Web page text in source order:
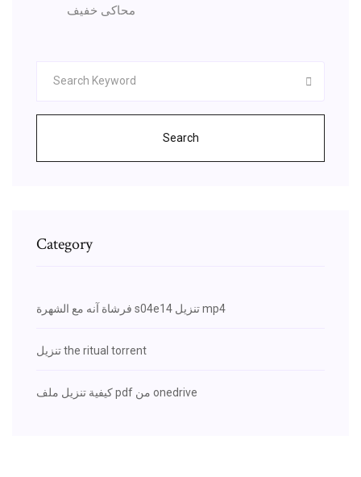
محاكى خفيف
Search
Category
فرشاة آنه مع الشهرة s04e14 تنزيل mp4
تنزيل the ritual torrent
كيفية تنزيل ملف pdf من onedrive